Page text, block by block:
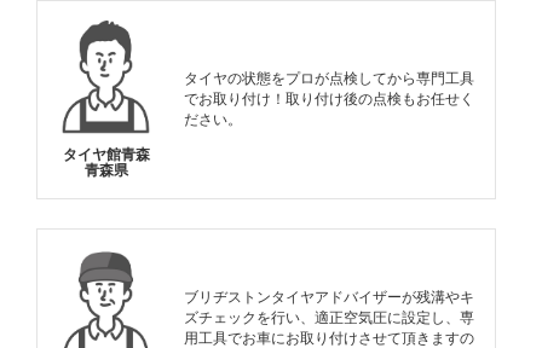
タイヤ館青森
青森県
タイヤの状態をプロが点検してから専門工具
でお取り付け！取り付け後の点検もお任せく
ださい。
ブリヂストンタイヤアドバイザーが残溝やキ
ズチェックを行い、適正空気圧に設定し、専
用工具でお車にお取り付けさせて頂きますの